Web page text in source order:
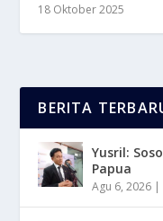
18 Oktober 2025
BERITA
Yusril:
Papua
Agu 6, 2026 |